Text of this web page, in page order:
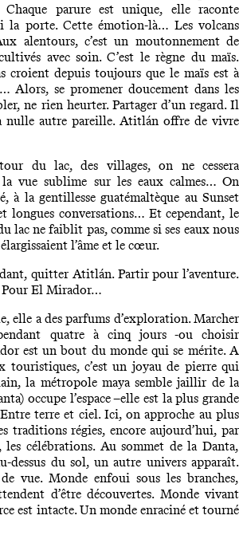
Chaque parure est unique, elle raconte
la porte. Cette émotion-là… Les volcans
alentours, c’est un moutonnement de
avec soin. C’est le règne du maïs.
croient depuis toujours que le maïs est à
Alors, se promener doucement dans les
ne rien heurter. Partager d’un regard. Il
nulle autre pareille. Atitlán offre de vivre
du lac, des villages, on ne cessera
la vue sublime sur les eaux calmes… On
à la gentillesse guatémaltèque au Sunset
longues conversations… Et cependant, le
lac ne faiblit pas, comme si ses eaux nous
l’âme et le cœur.
quitter Atitlán. Partir pour l’aventure.
Pour El Mirador…
elle a des parfums d’exploration. Marcher
quatre à cinq jours -ou choisir
est un bout du monde qui se mérite. A
touristiques, c’est un joyau de pierre qui
la métropole maya semble jaillir de la
occupe l’espace –elle est la plus grande
terre et ciel. Ici, on approche au plus
traditions régies, encore aujourd’hui, par
les célébrations. Au sommet de la Danta,
dessus du sol, un autre univers apparaît.
vue. Monde enfoui sous les branches,
d’être découvertes. Monde vivant
est intacte. Un monde enraciné et tourné